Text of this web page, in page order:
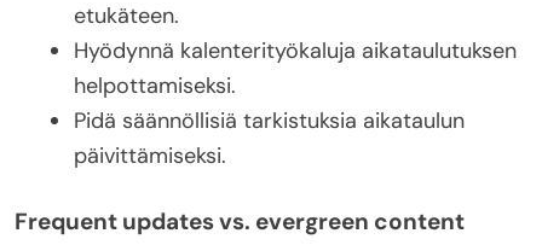
etukäteen.
Hyödynnä kalenterityökaluja aikataulutuksen
helpottamiseksi.
Pidä säännöllisiä tarkistuksia aikataulun
päivittämiseksi.
Frequent updates vs. evergreen content